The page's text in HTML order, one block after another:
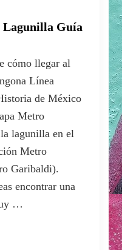
Lagunilla Guía
cómo llegar al
Línea
de México
Metro
lagunilla en el
Metro
Garibaldi).
encontrar una
…